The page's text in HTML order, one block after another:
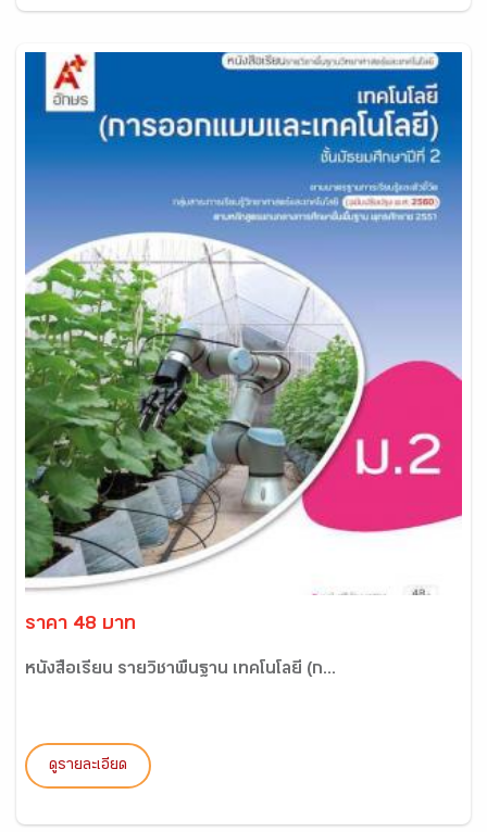
ราคา 48 บาท
หนังสือเรียน รายวิชาพื้นฐาน เทคโนโลยี (ก...
ดูรายละเอียด